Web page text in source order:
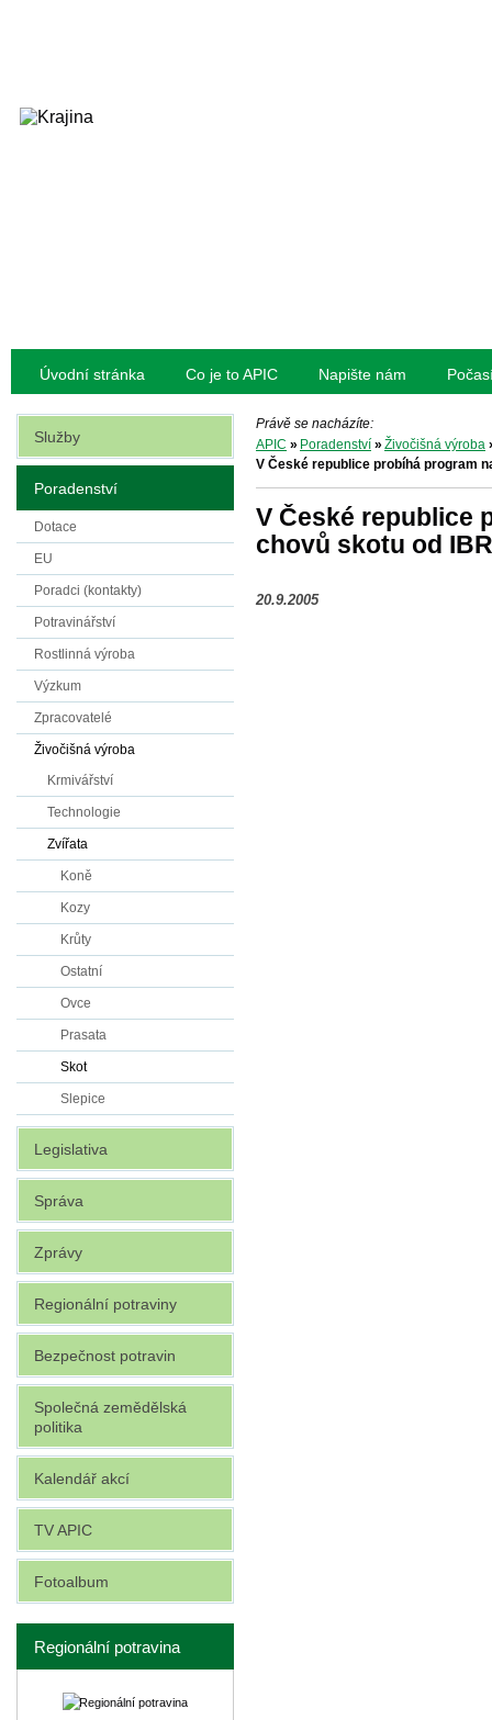
Úvodní stránka Co je to APIC Napište nám
Právě se nacházíte:
APIC » Poradenství » Živočišná výroba
V České republice probíhá program
V České republice
chovů skotu od IBR
20.9.2005
Služby
Poradenství
Dotace
EU
Poradci (kontakty)
Potravinářství
Rostlinná výroba
Výzkum
Zpracovatelé
Živočišná výroba
Krmivářství
Technologie
Zvířata
Koně
Kozy
Krůty
Ostatní
Ovce
Prasata
Skot
Slepice
Legislativa
Správa
Zprávy
Regionální potraviny
Bezpečnost potravin
Společná zemědělská
politika
Kalendář akcí
TV APIC
Fotoalbum
Regionální potravina